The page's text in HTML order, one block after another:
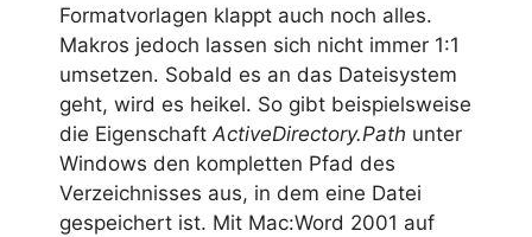
Formatvorlagen klappt auch noch alles.
Makros jedoch lassen sich nicht immer 1:1
umsetzen. Sobald es an das Dateisystem
geht, wird es heikel. So gibt beispielsweise
die EigenschaftActiveDirectory.Path unter
Windows den kompletten Pfad des
Verzeichnisses aus, in dem eine Datei
gespeichert ist. Mit Mac:Word 2001 auf